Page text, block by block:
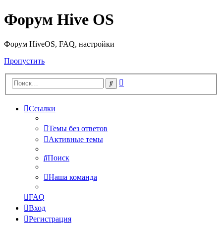
Форум Hive OS
Форум HiveOS, FAQ, настройки
Пропустить
Поиск
Ссылки
Темы без ответов
Активные темы
Поиск
Наша команда
FAQ
Вход
Регистрация